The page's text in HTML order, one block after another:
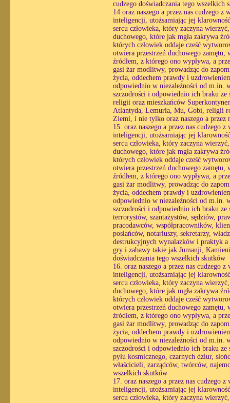
cudzego doświadczania tego wszelkich
14 oraz naszego a przez nas cudzego
inteligencji, utożsamiając jej
sercu człowieka, który zaczyna
duchowego, które jak mgła zakrywa
których człowiek oddaje cześć
otwiera przestrzeń duchowego zamętu,
źródłem, z którego ono wypływa, a
gasi żar modlitwy, prowadząc do
życia, oddechem prawdy i
odpowiednio w niezależności od m.in.
szczodrości i odpowiednio ich braku
religii oraz mieszkańców
Atlantyda, Lemuria, Mu, Gobi, religii
Ziemi, i nie tylko oraz naszego a przez
15. oraz naszego a przez nas cudzego
inteligencji, utożsamiając jej
sercu człowieka, który zaczyna
duchowego, które jak mgła zakrywa
których człowiek oddaje cześć
otwiera przestrzeń duchowego zamętu,
źródłem, z którego ono wypływa, a
gasi żar modlitwy, prowadząc do
życia, oddechem prawdy i
odpowiednio w niezależności od m.in.
szczodrości i odpowiednio ich braku
terrorystów, szantażystów, sędziów,
pracodawców, współpracowników,
posłańców, notariuszy, sekretarzy,
destrukcyjnych wynalazków i praktyk
gry i zabawy takie jak Jumanji,
doświadczania tego wszelkich skutków
16. oraz naszego a przez nas cudzego
inteligencji, utożsamiając jej
sercu człowieka, który zaczyna
duchowego, które jak mgła zakrywa
których człowiek oddaje cześć
otwiera przestrzeń duchowego zamętu,
źródłem, z którego ono wypływa, a
gasi żar modlitwy, prowadząc do
życia, oddechem prawdy i
odpowiednio w niezależności od m.in.
szczodrości i odpowiednio ich braku
pyłu kosmicznego, czarnych dziur,
właścicieli, zarządców, twórców,
wszelkich skutków
17. oraz naszego a przez nas cudzego
inteligencji, utożsamiając jej
sercu człowieka, który zaczyna